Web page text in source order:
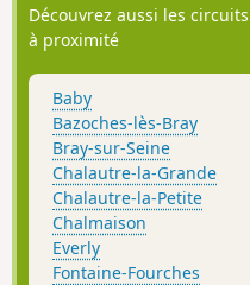
Découvrez aussi les
à proximité
Baby
Bazoches-lès-Bray
Bray-sur-Seine
Chalautre-la-Grande
Chalautre-la-Petite
Chalmaison
Everly
Fontaine-Fourches